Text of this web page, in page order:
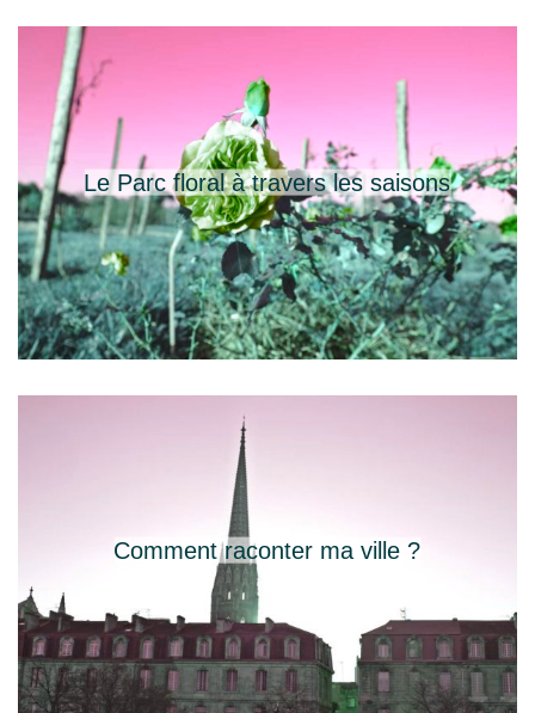
Le Parc floral à travers les saisons
Comment raconter ma ville ?